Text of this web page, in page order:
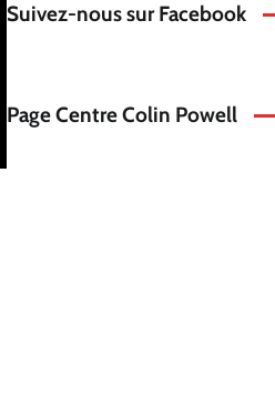
Suivez-nous sur Facebook
Page Centre Colin Powell